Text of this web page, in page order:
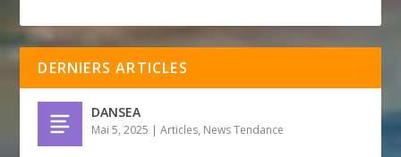
DERNIERS ARTICLES
DANSEA
Mai 5, 2025 |Articles, News Tendance